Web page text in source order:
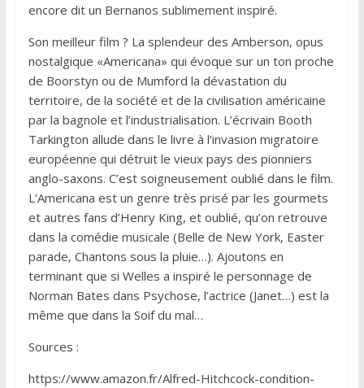
encore dit un Bernanos sublimement inspiré.
Son meilleur film ? La splendeur des Amberson, opus
nostalgique «Americana» qui évoque sur un ton proche
de Boorstyn ou de Mumford la dévastation du
territoire, de la société et de la civilisation américaine
par la bagnole et l’industrialisation. L’écrivain Booth
Tarkington allude dans le livre à l’invasion migratoire
européenne qui détruit le vieux pays des pionniers
anglo-saxons. C’est soigneusement oublié dans le film.
L’Americana est un genre très prisé par les gourmets
et autres fans d’Henry King, et oublié, qu’on retrouve
dans la comédie musicale (Belle de New York, Easter
parade, Chantons sous la pluie…). Ajoutons en
terminant que si Welles a inspiré le personnage de
Norman Bates dans Psychose, l’actrice (Janet…) est la
même que dans la Soif du mal…
Sources :
https://www.amazon.fr/Alfred-Hitchcock-condition-